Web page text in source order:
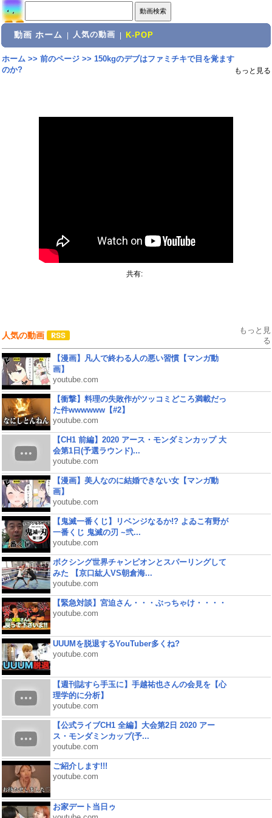
動画 ホーム 人気の動画 K-POP
ホーム>> 前のページ>> 150kgのデブはファミチキで目を覚ます
のか?
もっと見る
共有:
人気の動画
もっと見
る
【漫画】凡人で終わる人の悪い習慣【マンガ動
画】
youtube.com
【衝撃】料理の失敗作がツッコミどころ満載だっ
た件wwwwww【#2】
youtube.com
【CH1 前編】2020 アース・モンダミンカップ 大
会第1日(予選ラウンド)...
youtube.com
【漫画】美人なのに結婚できない女【マンガ動
画】
youtube.com
【鬼滅一番くじ】リベンジなるか!? よゐこ有野が
一番くじ 鬼滅の刃 ~弐...
youtube.com
ボクシング世界チャンピオンとスパーリングして
みた 【京口紘人VS朝倉海...
youtube.com
【緊急対談】宮迫さん・・・ぶっちゃけ・・・・
youtube.com
UUUMを脱退するYouTuber多くね?
youtube.com
【週刊誌すら手玉に】手越祐也さんの会見を【心
理学的に分析】
youtube.com
【公式ライブCH1 全編】大会第2日 2020 アー
ス・モンダミンカップ(予...
youtube.com
ご紹介します!!!
youtube.com
お家デート当日ゥ